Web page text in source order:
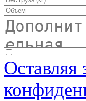
Оставляя